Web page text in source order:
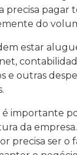
precisa pagar
do
estar
e outras
é importante
da
precisa ser o